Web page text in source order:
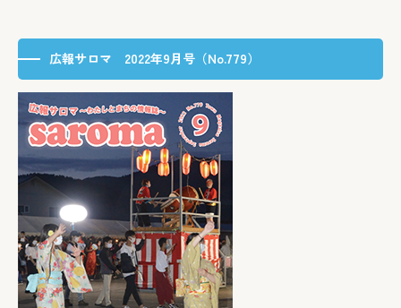
広報サロマ 2022年9月号（No.779）